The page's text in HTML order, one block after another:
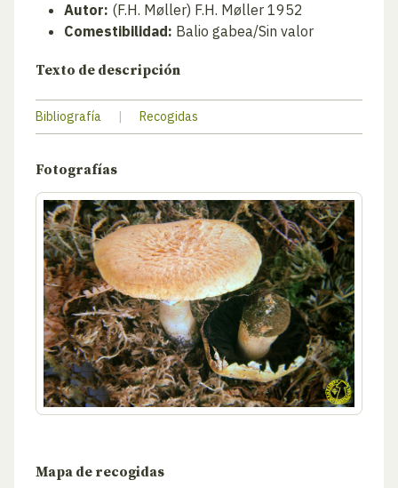
Autor: (F.H. Møller) F.H. Møller 1952
Comestibilidad: Balio gabea/Sin valor
Texto de descripción
Bibliografía | Recogidas
Fotografías
Mapa de recogidas